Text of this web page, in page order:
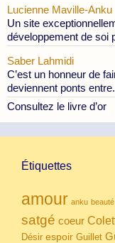
Lucienne Maville-Anku
Un site
développement de soi
Saber Lahmidi
C’est un honneur de
deviennent ponts
Consultez le livre d’or
Étiquettes
amour anku beauté
satgé coeur
Désir espoir Guillet